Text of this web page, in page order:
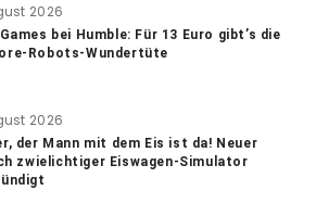
2026
bei Humble: Für 13 Euro gibt’s die
Robots-Wundertüte
2026
der Mann mit dem Eis ist da! Neuer
zwielichtiger Eiswagen-Simulator